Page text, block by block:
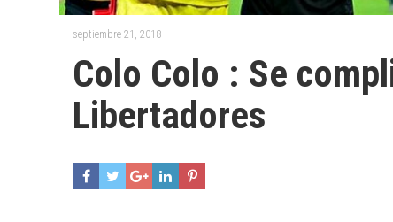
septiembre 21, 2018
Colo Colo : Se
Libertadores